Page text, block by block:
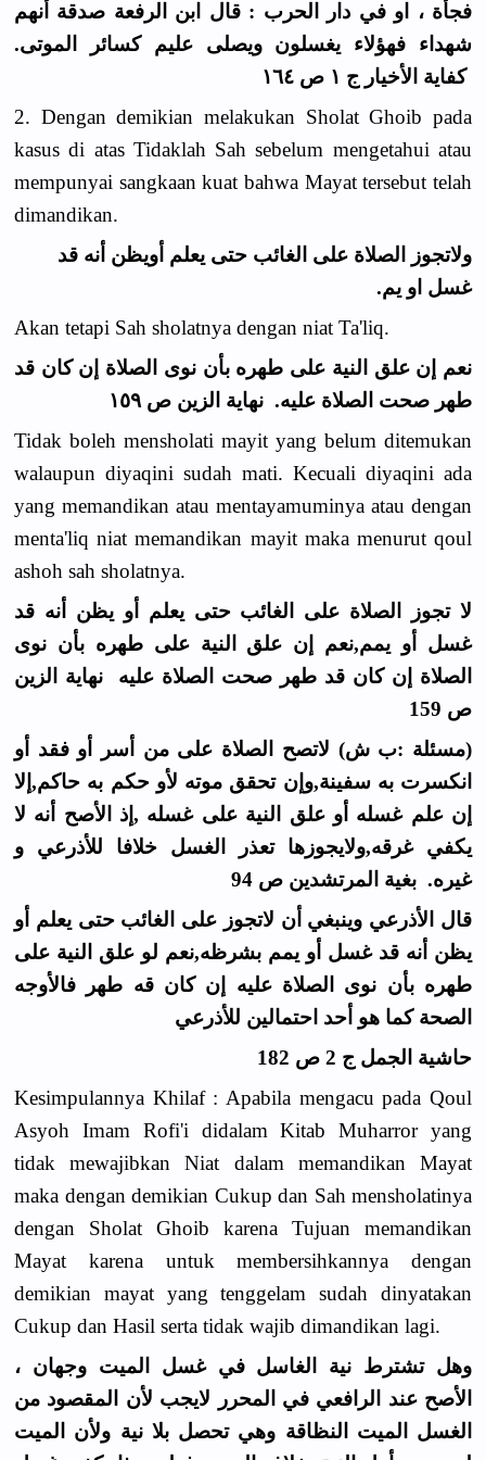
فجأة ، او في دار الحرب : قال ابن الرفعة صدقة أنهم
شهداء فهؤلاء يغسلون ويصلى عليم كسائر الموتى.
كفاية الأخيار ج ١ ص ١٦٤
2. Dengan demikian melakukan Sholat Ghoib pada
kasus di atas Tidaklah Sah sebelum mengetahui atau
mempunyai sangkaan kuat bahwa Mayat tersebut telah
dimandikan.
ولاتجوز الصلاة على الغائب حتى يعلم أويظن أنه قد
غسل او يم.
Akan tetapi Sah sholatnya dengan niat Ta'liq.
نعم إن علق النية على طهره بأن نوى الصلاة إن كان قد
طهر صحت الصلاة عليه. نهاية الزين ص ١٥٩
Tidak boleh mensholati mayit yang belum ditemukan
walaupun diyaqini sudah mati. Kecuali diyaqini ada
yang memandikan atau mentayamuminya atau dengan
menta'liq niat memandikan mayit maka menurut qoul
ashoh sah sholatnya.
لا تجوز الصلاة على الغائب حتى يعلم أو يظن أنه قد
غسل أو يمم,نعم إن علق النية على طهره بأن نوى
الصلاة إن كان قد طهر صحت الصلاة عليه نهاية الزين
ص 159
(مسئلة :ب ش) لاتصح الصلاة على من أسر أو فقد أو
انكسرت به سفينة,وإن تحقق موته لأو حكم به حاكم,إلا
إن علم غسله أو علق النية على غسله ,إذ الأصح أنه لا
يكفي غرقه,ولايجوزها تعذر الغسل خلافا للأذرعي و
غيره. بغية المرتشدين ص 94
قال الأذرعي وينبغي أن لاتجوز على الغائب حتى يعلم أو
يظن أنه قد غسل أو يمم بشرظه,نعم لو علق النية على
طهره بأن نوى الصلاة عليه إن كان قه طهر فالأوجه
الصحة كما هو أحد احتمالين للأذرعي
حاشية الجمل ج 2 ص 182
Kesimpulannya Khilaf : Apabila mengacu pada Qoul
Asyoh Imam Rofi'i didalam Kitab Muharror yang
tidak mewajibkan Niat dalam memandikan Mayat
maka dengan demikian Cukup dan Sah mensholatinya
dengan Sholat Ghoib karena Tujuan memandikan
Mayat karena untuk membersihkannya dengan
demikian mayat yang tenggelam sudah dinyatakan
Cukup dan Hasil serta tidak wajib dimandikan lagi.
وهل تشترط نية الغاسل في غسل الميت وجهان ،
الأصح عند الرافعي في المحرر لايجب لأن المقصود من
الغسل الميت النظاقة وهي تحصل بلا نية ولأن الميت